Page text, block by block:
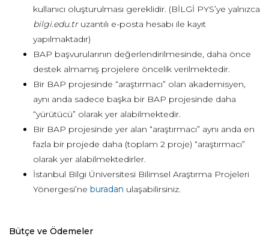
kullanıcı oluşturulması gereklidir. (BİLGİ PYS’ye yalnızca
bilgi.edu.truzantılı e-posta hesabı ile kayıt
yapılmaktadır)
BAP başvurularının değerlendirilmesinde, daha önce
destek almamış projelere öncelik verilmektedir.
Bir BAP projesinde “araştırmacı” olan akademisyen,
aynı anda sadece başka bir BAP projesinde daha
“yürütücü” olarak yer alabilmektedir.
Bir BAP projesinde yer alan “araştırmacı” aynı anda en
fazla bir projede daha (toplam 2 proje) “araştırmacı”
olarak yer alabilmektedirler.
İstanbul Bilgi Üniversitesi Bilimsel Araştırma Projeleri
Yönergesi’ne buradan ulaşabilirsiniz.
Bütçe ve Ödemeler